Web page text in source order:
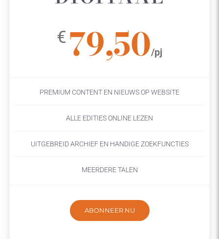
€ 79,50/pj
PREMIUM CONTENT EN NIEUWS OP WEBSITE
ALLE EDITIES ONLINE LEZEN
UITGEBREID ARCHIEF EN HANDIGE ZOEKFUNCTIES
MEERDERE TALEN
ABONNEER NU